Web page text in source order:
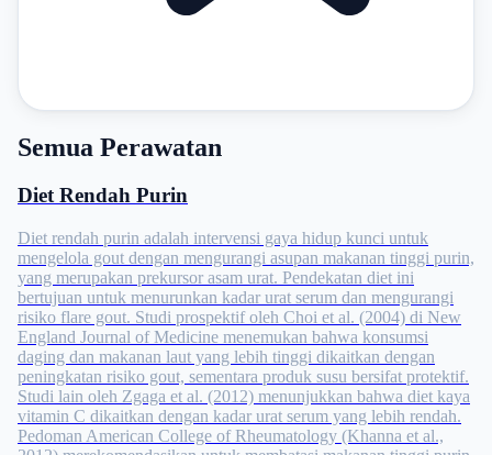
Semua Perawatan
Diet Rendah Purin
Diet rendah purin adalah intervensi gaya hidup kunci untuk
mengelola gout dengan mengurangi asupan makanan tinggi purin,
yang merupakan prekursor asam urat. Pendekatan diet ini
bertujuan untuk menurunkan kadar urat serum dan mengurangi
risiko flare gout. Studi prospektif oleh Choi et al. (2004) di New
England Journal of Medicine menemukan bahwa konsumsi
daging dan makanan laut yang lebih tinggi dikaitkan dengan
peningkatan risiko gout, sementara produk susu bersifat protektif.
Studi lain oleh Zgaga et al. (2012) menunjukkan bahwa diet kaya
vitamin C dikaitkan dengan kadar urat serum yang lebih rendah.
Pedoman American College of Rheumatology (Khanna et al.,